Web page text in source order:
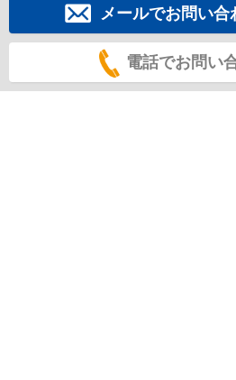
メールでお問い合
電話でお問い